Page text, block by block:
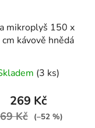
mikroplyš 150 x
kávově hnědá
(3 ks)
269 Kč
Kč (–52 %)